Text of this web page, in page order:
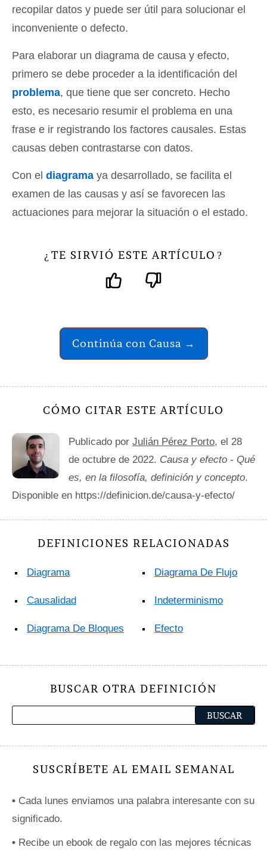
recopilar datos y puede ser útil para solucionar el
inconveniente o defecto.
Para elaborar un diagrama de causa y efecto,
primero se debe proceder a la identificación del
problema, que tiene que ser concreto. Hecho
esto, es necesario resumir el problema en una
frase e ir registrando los factores causales. Estas
causas deben contrastarse con datos.
Con el diagrama ya desarrollado, se facilita el
examen de las causas y así se favorecen las
actuaciones para mejorar la situación o el estado.
¿ TE SIRVIÓ ESTE ARTÍCULO ?
Continúa con Causa →
CÓMO CITAR ESTE ARTÍCULO
Publicado por Julián Pérez Porto, el 28
de octubre de 2022. Causa y efecto - Qué
es, en la filosofía, definición y concepto.
Disponible en https://definicion.de/causa-y-efecto/
DEFINICIONES RELACIONADAS
Diagrama
Causalidad
Diagrama De Bloques
Diagrama De Flujo
Indeterminismo
Efecto
BUSCAR OTRA DEFINICIÓN
SUSCRÍBETE AL EMAIL SEMANAL
• Cada lunes enviamos una palabra interesante con su
significado.
• Recibe un ebook de regalo con las mejores técnicas